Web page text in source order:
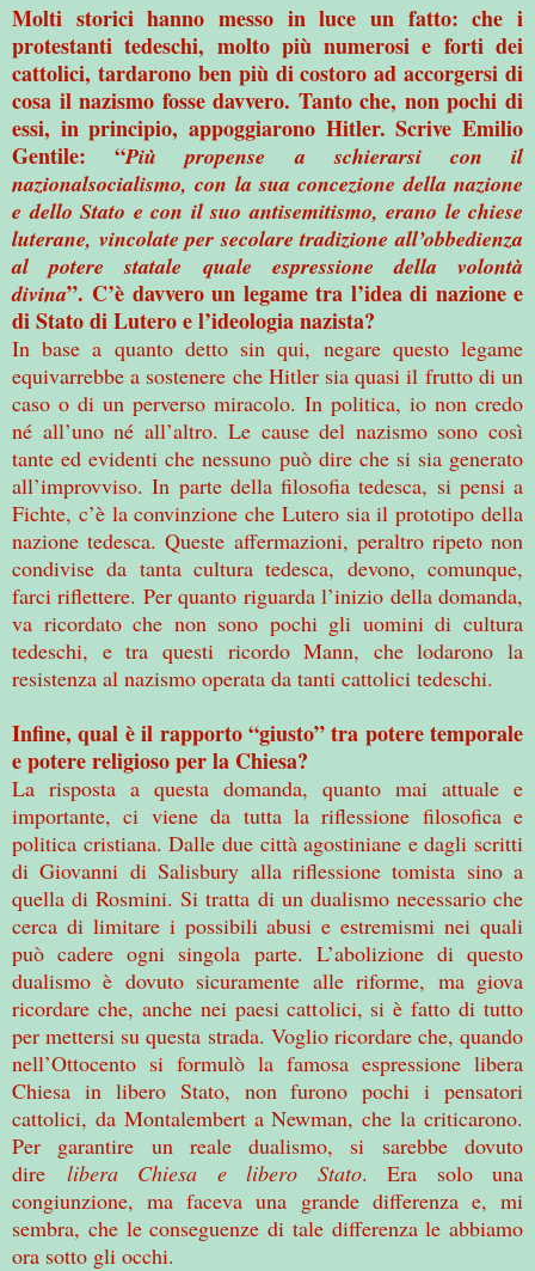
Molti storici hanno messo in luce un fatto: che i
protestanti tedeschi, molto più numerosi e forti dei
cattolici, tardarono ben più di costoro ad accorgersi di
cosa il nazismo fosse davvero. Tanto che, non pochi di
essi, in principio, appoggiarono Hitler. Scrive Emilio
Gentile: “Più propense a schierarsi con il
nazionalsocialismo, con la sua concezione della nazione
e dello Stato e con il suo antisemitismo, erano le chiese
luterane, vincolate per secolare tradizione all’obbedienza
al potere statale quale espressione della volontà
divina”. C’è davvero un legame tra l’idea di nazione e
di Stato di Lutero e l’ideologia nazista?
In base a quanto detto sin qui, negare questo legame
equivarrebbe a sostenere che Hitler sia quasi il frutto di un
caso o di un perverso miracolo. In politica, io non credo
né all’uno né all’altro. Le cause del nazismo sono così
tante ed evidenti che nessuno può dire che si sia generato
all’improvviso. In parte della filosofia tedesca, si pensi a
Fichte, c’è la convinzione che Lutero sia il prototipo della
nazione tedesca. Queste affermazioni, peraltro ripeto non
condivise da tanta cultura tedesca, devono, comunque,
farci riflettere. Per quanto riguarda l’inizio della domanda,
va ricordato che non sono pochi gli uomini di cultura
tedeschi, e tra questi ricordo Mann, che lodarono la
resistenza al nazismo operata da tanti cattolici tedeschi.
Infine, qual è il rapporto “giusto” tra potere temporale
e potere religioso per la Chiesa?
La risposta a questa domanda, quanto mai attuale e
importante, ci viene da tutta la riflessione filosofica e
politica cristiana. Dalle due città agostiniane e dagli scritti
di Giovanni di Salisbury alla riflessione tomista sino a
quella di Rosmini. Si tratta di un dualismo necessario che
cerca di limitare i possibili abusi e estremismi nei quali
può cadere ogni singola parte. L’abolizione di questo
dualismo è dovuto sicuramente alle riforme, ma giova
ricordare che, anche nei paesi cattolici, si è fatto di tutto
per mettersi su questa strada. Voglio ricordare che, quando
nell’Ottocento si formulò la famosa espressione libera
Chiesa in libero Stato, non furono pochi i pensatori
cattolici, da Montalembert a Newman, che la criticarono.
Per garantire un reale dualismo, si sarebbe dovuto
dire libera Chiesa e libero Stato. Era solo una
congiunzione, ma faceva una grande differenza e, mi
sembra, che le conseguenze di tale differenza le abbiamo
ora sotto gli occhi.